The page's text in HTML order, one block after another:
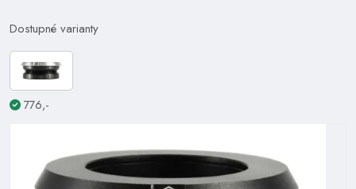
Dostupné varianty
776,-